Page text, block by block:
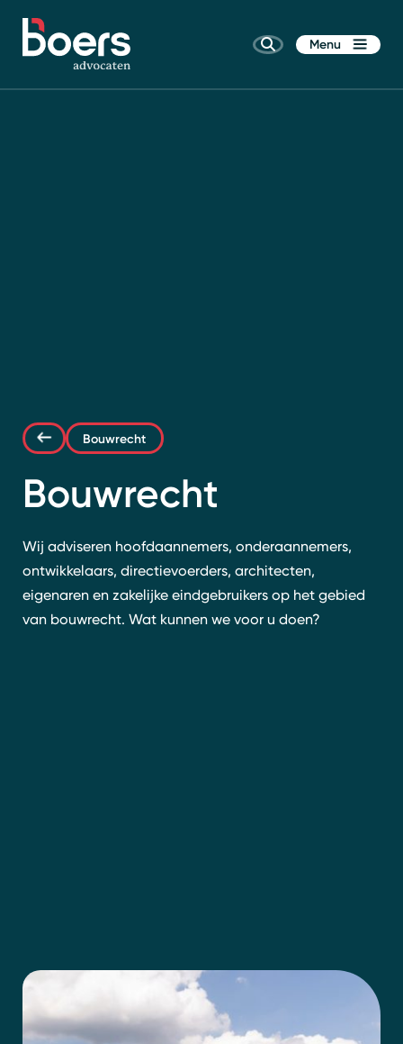
Contact
Menu
Bouwrecht
Bouwrecht
Wij adviseren hoofdaannemers, onderaannemers,
ontwikkelaars, directievoerders, architecten,
eigenaren en zakelijke eindgebruikers op het gebied
van bouwrecht. Wat kunnen we voor u doen?